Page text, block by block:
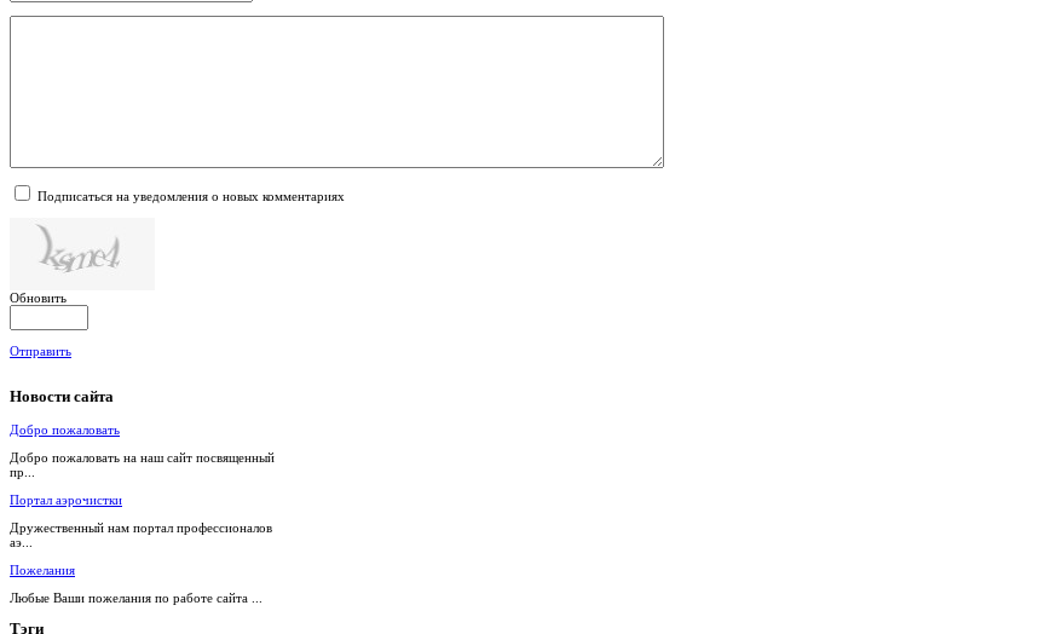
Подписаться на уведомления о новых комментариях
Обновить
Отправить
Новости сайта
Добро пожаловать
Добро пожаловать на наш сайт посвященный
пр...
Портал аэрочистки
Дружественный нам портал профессионалов
аэ...
Пожелания
Любые Ваши пожелания по работе сайта ...
Тэги